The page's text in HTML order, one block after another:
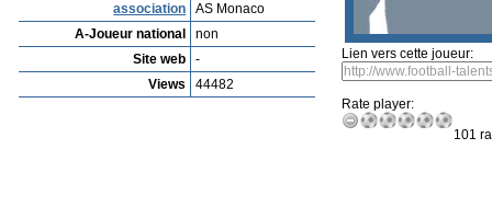
association
AS Monaco
A-Joueur national
non
Site web
-
Views
44482
Lien vers cette joueur:
Rate player:
101